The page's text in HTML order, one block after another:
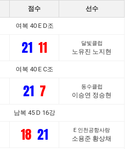
점수 선수
여복 40 E D조
21 11 달빛클럽
노유진 노지현
여복 40 E C조
21 7 동수클럽
이승연 정승현
남복 45 D 16강
18 21 E 인천공항사랑
소용준 황상채